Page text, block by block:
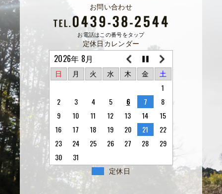
お問い合わせ
お電話はこの番号をタップ
定休日カレンダー
2026年 8月
日 月 火 水 木 金 土
1
2
3 4 5 6 7
8
9
10 11 12 13 14
15
16
17 18 19 20 21
22
23
24 25 26 27 28
29
30
31
定休日